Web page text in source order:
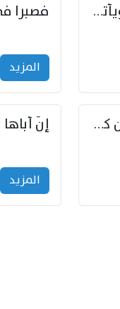
ستبدي لك الأيام ما كنت جاهلا … ويأتيك بالأخبار من لم تزوّد
المزید
أفاطم مهلا بعض هذا التدلل … وإن كنت قد أزمعت صرمي فأجملي
المزید